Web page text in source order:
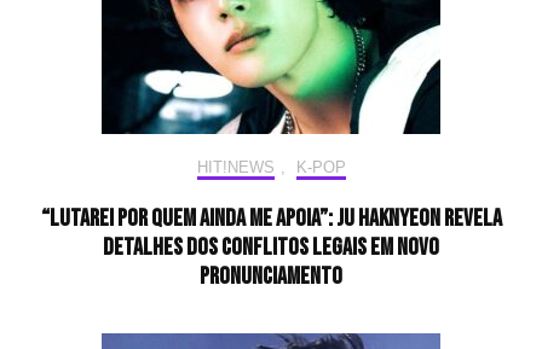
HIT!NEWS , K-POP
“Lutarei por quem ainda me apoia”: JU HAKNYEON revela
detalhes dos conflitos legais em novo
pronunciamento